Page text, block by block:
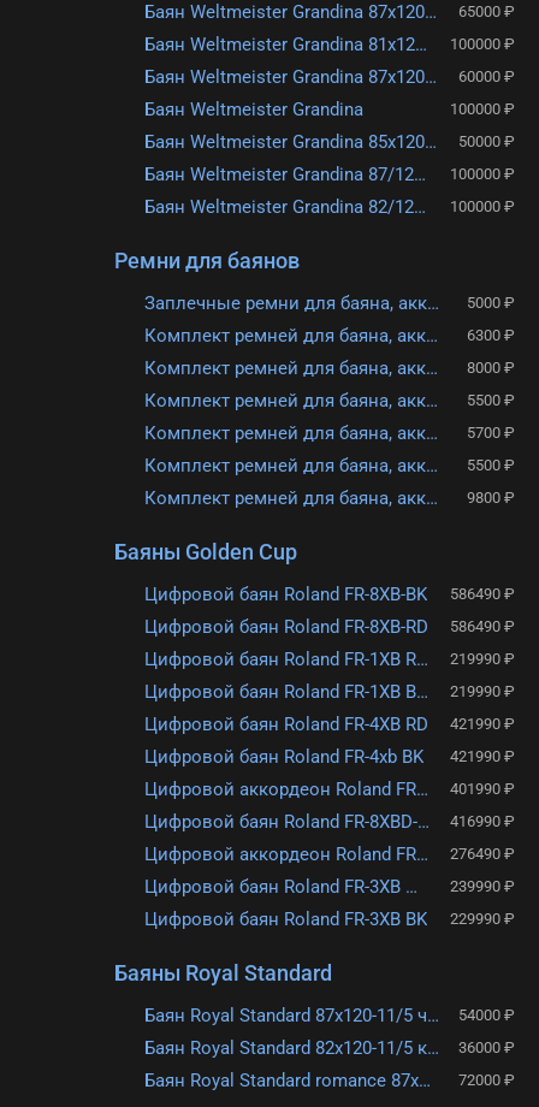
Баян Weltmeister Grandina 87x120-11/5 красный (б/у) 65000 ₽
Баян Weltmeister Grandina 81x120-11/5 (б/у) 100000 ₽
Баян Weltmeister Grandina 87x120-11/5 (б/у) 60000 ₽
Баян Weltmeister Grandina 100000 ₽
Баян Weltmeister Grandina 85x120-11/5 (б/у) 50000 ₽
Баян Weltmeister Grandina 87/120/IV/11/5 100000 ₽
Баян Weltmeister Grandina 82/120/IV/11/5 100000 ₽
Ремни для баянов
Заплечные ремни для баяна, аккордеона АМС РБ3.1 5000 ₽
Комплект ремней для баяна, аккордеона АМС РБк4/4-3.1 6300 ₽
Комплект ремней для баяна, аккордеона АМС РБк4/4-2.2 8000 ₽
Комплект ремней для баяна, аккордеона АМС РБк3/4-1.1 5500 ₽
Комплект ремней для баяна, аккордеона АМС РБк4/4-2.1 5700 ₽
Комплект ремней для баяна, аккордеона АМС РБк4/4-1.1 5500 ₽
Комплект ремней для баяна, аккордеона АМС РБк4/4-3.2 9800 ₽
Баяны Golden Cup
Цифровой баян Roland FR-8XB-BK 586490 ₽
Цифровой баян Roland FR-8XB-RD 586490 ₽
Цифровой баян Roland FR-1XB Red 219990 ₽
Цифровой баян Roland FR-1XB Black 219990 ₽
Цифровой баян Roland FR-4XB RD 421990 ₽
Цифровой баян Roland FR-4xb BK 421990 ₽
Цифровой аккордеон Roland FR-8XD BK 401990 ₽
Цифровой баян Roland FR-8XBD-BK 416990 ₽
Цифровой аккордеон Roland FR-4x BK 276490 ₽
Цифровой баян Roland FR-3XB WH 239990 ₽
Цифровой баян Roland FR-3XB BK 229990 ₽
Баяны Royal Standard
Баян Royal Standard 87х120-11/5 чёрный 54000 ₽
Баян Royal Standard 82х120-11/5 красный 36000 ₽
Баян Royal Standard romance 87х120-11/5 72000 ₽